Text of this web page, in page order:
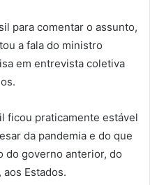
para comentar o assunto,
a fala do ministro
em entrevista coletiva
ficou praticamente estável
da pandemia e do que
do governo anterior, do
Estados.